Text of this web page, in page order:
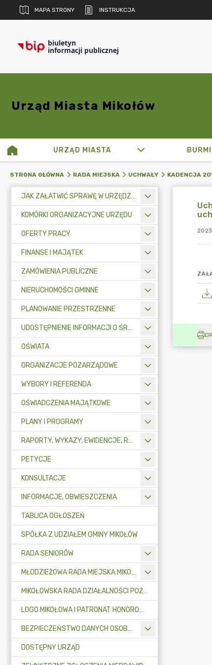
MAPA STRONY INSTRUKCJA
biuletyn
informacji publicznej
Urząd Miasta Mikołów
URZĄD MIASTA
STRONA GŁÓWNA RADA MIEJSKA UCHWAŁY KADENCJA
JAK ZAŁATWIĆ SPRAWĘ W URZĘDZIE MIASTA
KOMÓRKI ORGANIZACYJNE URZĘDU
OFERTY PRACY
FINANSE I MAJĄTEK
ZAMÓWIENIA PUBLICZNE
NIERUCHOMOŚCI GMINNE
PLANOWANIE PRZESTRZENNE
UDOSTĘPNIENIE INFORMACJI O ŚRODOWISKU
OŚWIATA
ORGANIZACJE POZARZĄDOWE
WYBORY I REFERENDA
OŚWIADCZENIA MAJĄTKOWE
PLANY I PROGRAMY
RAPORTY, WYKAZY, EWIDENCJE, REJESTRY
PETYCJE
KONSULTACJE
INFORMACJE, OBWIESZCZENIA
TABLICA OGŁOSZEŃ
SPÓŁKA Z UDZIAŁEM GMINY MIKOŁÓW
RADA SENIORÓW
MŁODZIEŻOWA RADA MIEJSKA MIKOŁOWA
MIKOŁOWSKA RADA DZIAŁALNOŚCI POŻYTKU PUBLICZNEGO
LOGO MIKOŁOWA I PATRONAT HONOROWY BURMISTRZA MIKOŁOWA
BEZPIECZEŃSTWO DANYCH OSOBOWYCH
DOSTĘPNY URZĄD